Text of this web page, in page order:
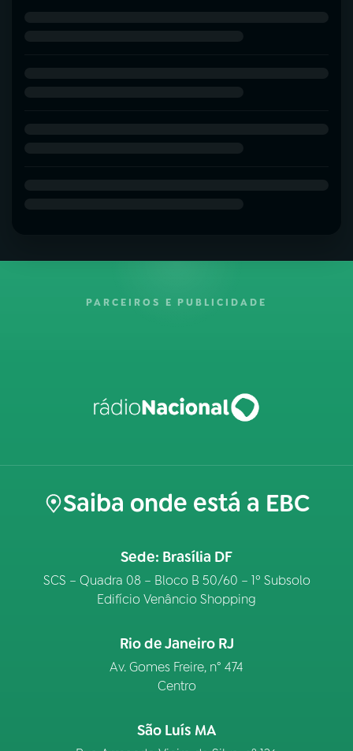
PARCEIROS E PUBLICIDADE
Saiba onde está a EBC
Sede: Brasília DF
SCS – Quadra 08 – Bloco B 50/60 – 1º Subsolo
Edifício Venâncio Shopping
Rio de Janeiro RJ
Av. Gomes Freire, n° 474
Centro
São Luís MA